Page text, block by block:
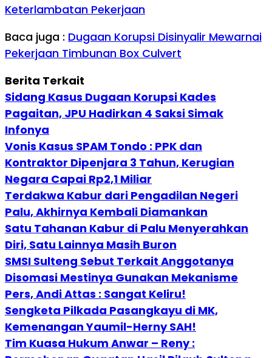
Keterlambatan Pekerjaan
Baca juga : Dugaan Korupsi Disinyalir Mewarnai
Pekerjaan Timbunan Box Culvert
Berita Terkait
Sidang Kasus Dugaan Korupsi Kades
Pagaitan, JPU Hadirkan 4 Saksi Simak
Infonya
Vonis Kasus SPAM Tondo : PPK dan
Kontraktor Dipenjara 3 Tahun, Kerugian
Negara Capai Rp2,1 Miliar
Terdakwa Kabur dari Pengadilan Negeri
Palu, Akhirnya Kembali Diamankan
Satu Tahanan Kabur di Palu Menyerahkan
Diri, Satu Lainnya Masih Buron
SMSI Sulteng Sebut Terkait Anggotanya
Disomasi Mestinya Gunakan Mekanisme
Pers, Andi Attas : Sangat Keliru!
Sengketa Pilkada Pasangkayu di MK,
Kemenangan Yaumil-Herny SAH!
Tim Kuasa Hukum Anwar – Reny :